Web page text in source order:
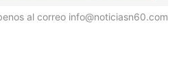
al correo info@noticiasn60.com